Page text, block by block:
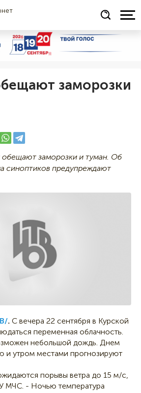
заморозки
обещают заморозки и туман. Об
синоптиков предупреждают
. С вечера 22 сентября в Курской
переменная облачность.
небольшой дождь. Днем
и утром местами прогнозируют
порывы ветра до 15 м/с,
МЧС. - Ночью температура